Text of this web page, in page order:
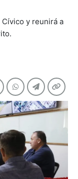
y reunirá a